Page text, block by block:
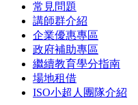
常見問題
講師群介紹
企業優惠專區
政府補助專區
繼續教育學分指南
場地租借
ISO小超人團隊介紹